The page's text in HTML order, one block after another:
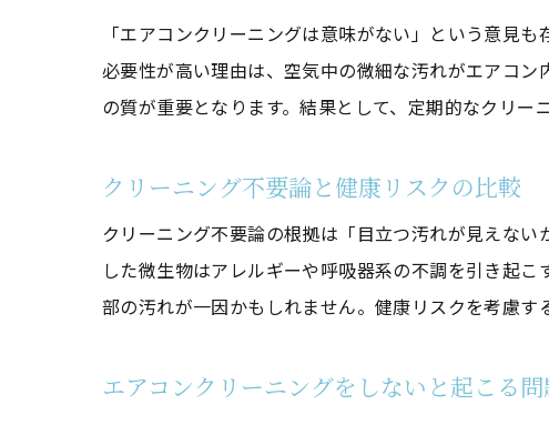
メ
「エアコンクリーニングは意味がない」という意見
必要性が高い理由は、空気中の微細な汚れがエアコ
の質が重要となります。結果として、定期的なクリー
クリーニング不要論と健康リスクの比較
クリーニング不要論の根拠は「目立つ汚れが見えな
した微生物はアレルギーや呼吸器系の不調を引き起
部の汚れが一因かもしれません。健康リスクを考慮す
エアコンクリーニングをしないと起こる